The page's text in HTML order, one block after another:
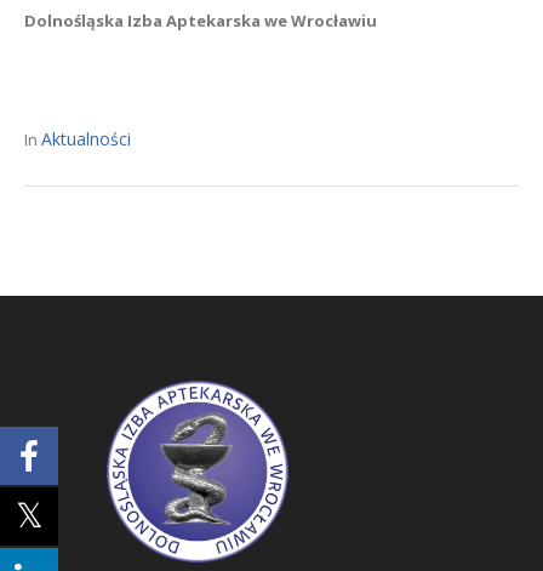
Dolnośląska Izba Aptekarska we Wrocławiu
In Aktualności